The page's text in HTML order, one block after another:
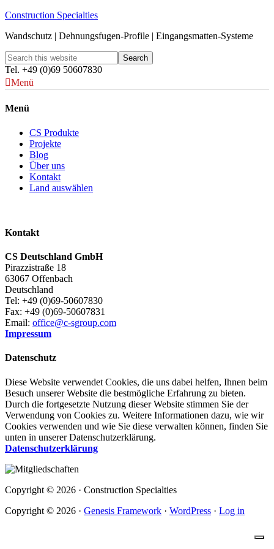
Construction Specialties
Wandschutz | Dehnungsfugen-Profile | Eingangsmatten-Systeme
Tel. +49 (0)69 50607830
Menü
Menü
CS Produkte
Projekte
Blog
Über uns
Kontakt
Land auswählen
Kontakt
CS Deutschland GmbH
Pirazzistraße 18
63067 Offenbach
Deutschland
Tel: +49 (0)69-50607830
Fax: +49 (0)69-50607831
Email: office@c-sgroup.com
Impressum
Datenschutz
Diese Website verwendet Cookies, die uns dabei helfen, Ihnen beim
Besuch unserer Website die bestmögliche Erfahrung zu bieten.
Durch die fortgesetzte Nutzung dieser Website stimmen Sie der
Verwendung von Cookies zu. Weitere Informationen dazu, wie wir
Cookies verwenden und wie Sie diese verwalten können, finden Sie
unten in unserer Datenschutzerklärung.
Datenschutzerklärung
Copyright © 2026 · Construction Specialties
Copyright © 2026 · Genesis Framework · WordPress · Log in